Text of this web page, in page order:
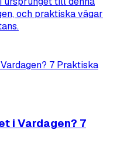
och praktiska vägar
i Vardagen? 7